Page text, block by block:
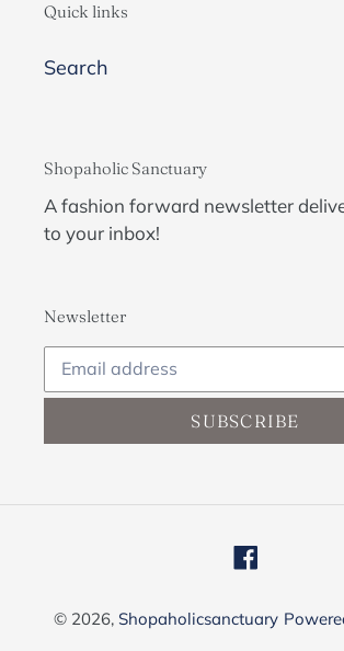
Quick links
Search
Shopaholic Sanctuary
A fashion forward newsletter
to your inbox!
Newsletter
SUBSCRIBE
Facebook
© 2026, Shopaholicsanctuary